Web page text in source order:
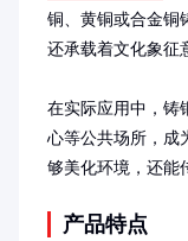
铜、黄铜或合金铜
还承载着文化象征
在实际应用中，铸
心等公共场所，成
够美化环境，还能
产品特点